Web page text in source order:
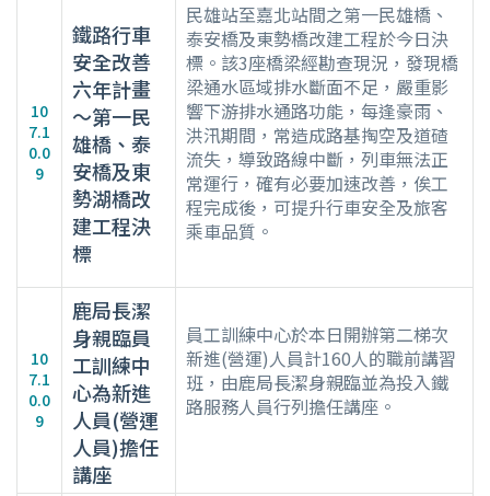
10
7.1
0.0
9
鐵路行車
安全改善
六年計畫
～第一民
雄橋、泰
安橋及東
勢湖橋改
建工程決
標
民雄站至嘉北站間之第一民雄橋、
泰安橋及東勢橋改建工程於今日決
標。該3座橋梁經勘查現況，發現橋
梁通水區域排水斷面不足，嚴重影
響下游排水通路功能，每逢豪雨、
洪汛期間，常造成路基掏空及道碴
流失，導致路線中斷，列車無法正
常運行，確有必要加速改善，俟工
程完成後，可提升行車安全及旅客
乘車品質。
10
7.1
0.0
9
鹿局長潔
身親臨員
工訓練中
心為新進
人員(營運
人員)擔任
講座
員工訓練中心於本日開辦第二梯次
新進(營運)人員計160人的職前講習
班，由鹿局長潔身親臨並為投入鐵
路服務人員行列擔任講座。